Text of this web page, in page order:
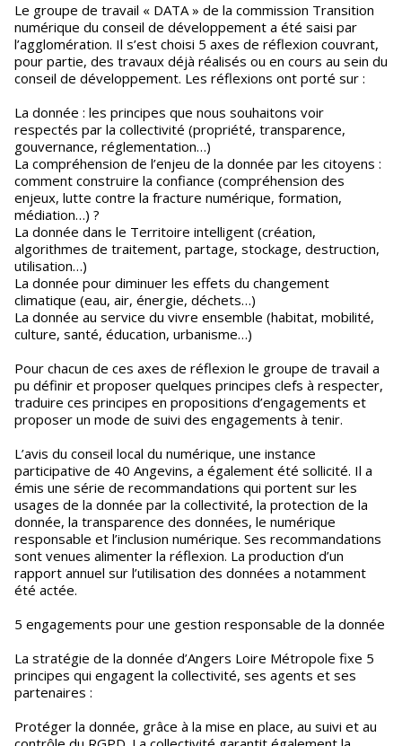
Le groupe de travail « DATA » de la commission Transition
numérique du conseil de développement a été saisi par
l’agglomération. Il s’est choisi 5 axes de réflexion couvrant,
pour partie, des travaux déjà réalisés ou en cours au sein du
conseil de développement. Les réflexions ont porté sur :
La donnée : les principes que nous souhaitons voir
respectés par la collectivité (propriété, transparence,
gouvernance, réglementation…)
La compréhension de l’enjeu de la donnée par les citoyens :
comment construire la confiance (compréhension des
enjeux, lutte contre la fracture numérique, formation,
médiation…) ?
La donnée dans le Territoire intelligent (création,
algorithmes de traitement, partage, stockage, destruction,
utilisation…)
La donnée pour diminuer les effets du changement
climatique (eau, air, énergie, déchets…)
La donnée au service du vivre ensemble (habitat, mobilité,
culture, santé, éducation, urbanisme…)
Pour chacun de ces axes de réflexion le groupe de travail a
pu définir et proposer quelques principes clefs à respecter,
traduire ces principes en propositions d’engagements et
proposer un mode de suivi des engagements à tenir.
L’avis du conseil local du numérique, une instance
participative de 40 Angevins, a également été sollicité. Il a
émis une série de recommandations qui portent sur les
usages de la donnée par la collectivité, la protection de la
donnée, la transparence des données, le numérique
responsable et l’inclusion numérique. Ses recommandations
sont venues alimenter la réflexion. La production d’un
rapport annuel sur l’utilisation des données a notamment
été actée.
5 engagements pour une gestion responsable de la donnée
La stratégie de la donnée d’Angers Loire Métropole fixe 5
principes qui engagent la collectivité, ses agents et ses
partenaires :
Protéger la donnée, grâce à la mise en place, au suivi et au